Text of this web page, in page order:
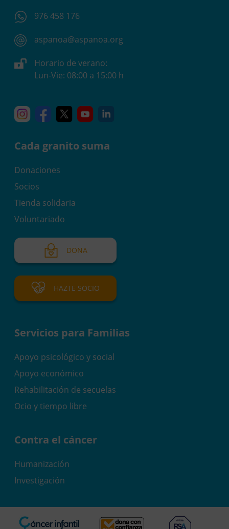
976 458 176
aspanoa@aspanoa.org
Horario de verano:
Lun-Vie: 08:00 a 15:00 h
InstagramFacebook
X YouTube
Cada granito suma
Donaciones
Socios
Tienda solidaria
Voluntariado
DONA
HAZTE SOCIO
Servicios para Familias
Apoyo psicológico y social
Apoyo económico
Rehabilitación de secuelas
Ocio y tiempo libre
Contra el cáncer
Humanización
Investigación